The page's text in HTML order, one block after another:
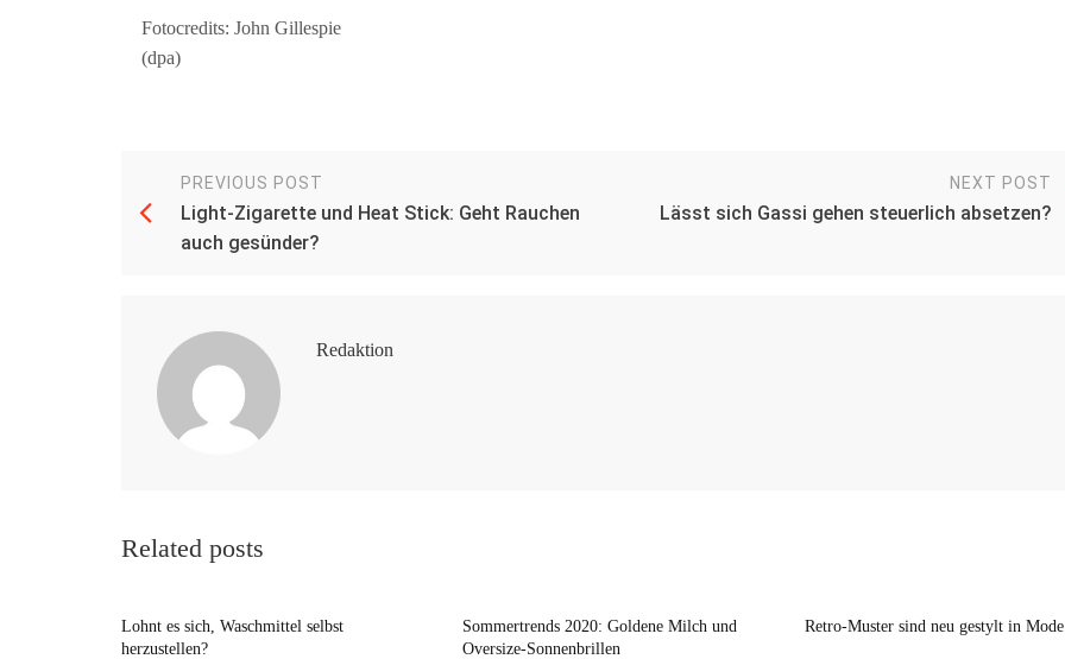
Fotocredits: John Gillespie
(dpa)
PREVIOUS POST
Light-Zigarette und Heat Stick: Geht Rauchen
auch gesünder?
NEXT POST
Lässt sich Gassi gehen steuerlich absetzen?
Redaktion
Related posts
Lohnt es sich, Waschmittel selbst
herzustellen?
Sommertrends 2020: Goldene Milch und
Oversize-Sonnenbrillen
Retro-Muster sind neu gestylt in Mode